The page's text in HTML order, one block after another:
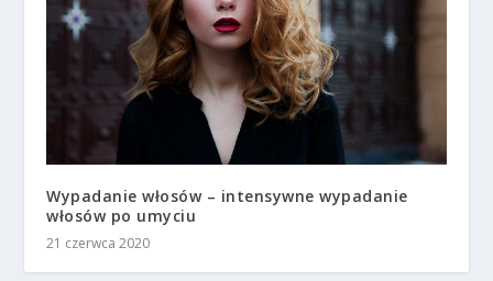
Wypadanie włosów – intensywne wypadanie
włosów po umyciu
21 czerwca 2020